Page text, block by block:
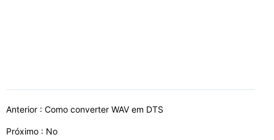
Anterior : Como converter WAV em DTS
Próximo : No